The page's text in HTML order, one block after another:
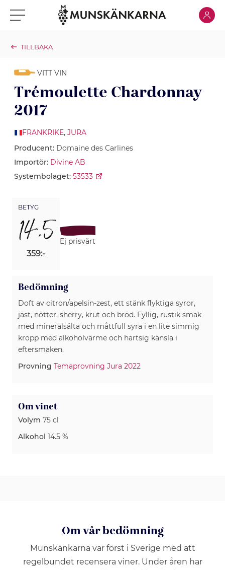
Klicka för meny Klicka
TILLBAKA
VITT VIN
Trémoulette Chardonnay
2017
FRANKRIKE, JURA
Producent: Domaine des Carlines
Importör: Divine AB
Systembolaget: 53533
BETYG
14,5
359:-
Ej prisvärt
Bedömning
Doft av citron/apelsin-zest, ett stänk flyktiga syror,
jäst, nötter, sherry, krut och bröd. Fyllig, rustik smak
med mineralsälta och måttfull syra i en lite simmig
kropp med alkoholvärme och hartsig känsla i
eftersmaken.
Provning Temaprovning Jura 2022
Om vinet
Volym 75 cl
Alkohol 14.5 %
Om vår bedömning
Munskänkarna var först i Sverige med att
regelbundet recensera viner. Under åren har